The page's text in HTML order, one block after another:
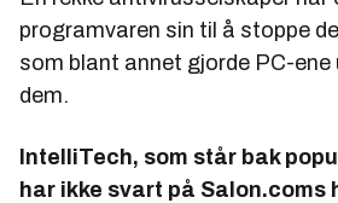
programvaren sin til å stoppe
som blant annet gjorde PC-
dem.
IntelliTech, som står bak
har ikke svart på Salon.coms